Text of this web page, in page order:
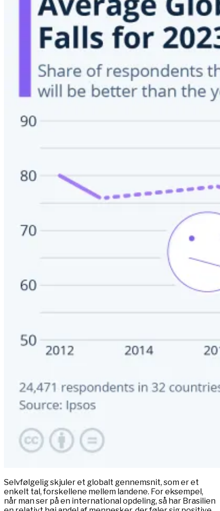
Selvfølgelig skjuler et globalt gennemsnit, som er et
enkelt tal, forskellene mellem landene. For eksempel,
når man ser på en international opdeling, så har Brasilien